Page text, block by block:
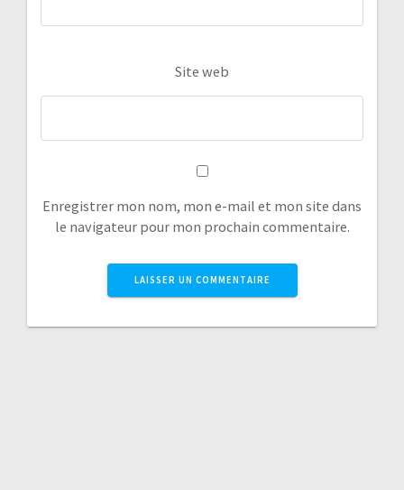
Site web
Enregistrer mon nom, mon e-mail et mon site dans
le navigateur pour mon prochain commentaire.